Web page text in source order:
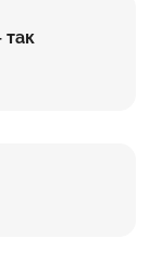
так